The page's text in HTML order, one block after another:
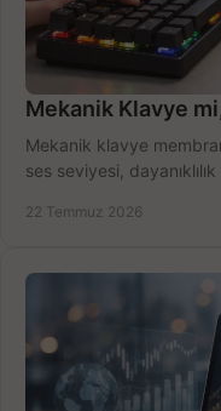
Mekanik Klavye
Mekanik klavye
ses seviyesi,
22 Temmuz 2026